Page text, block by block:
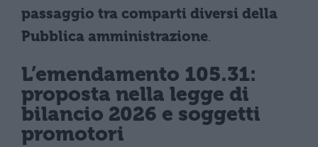
passaggio tra comparti diversi della
Pubblica amministrazione.
L’emendamento 105.31:
proposta nella legge di
bilancio 2026 e soggetti
promotori